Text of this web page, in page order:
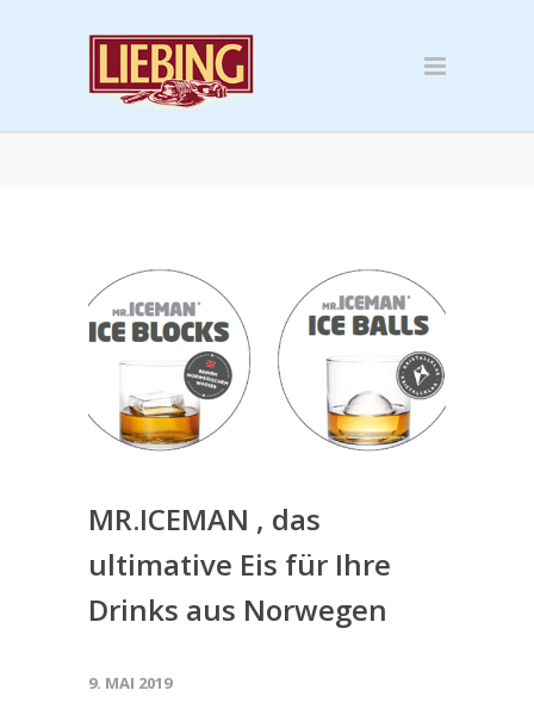
MR.ICEMAN , das
ultimative Eis für Ihre
Drinks aus Norwegen
9. MAI 2019